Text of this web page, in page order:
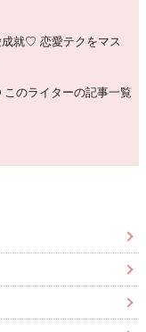
就♡ 恋愛テクをマス
このライターの記事一覧